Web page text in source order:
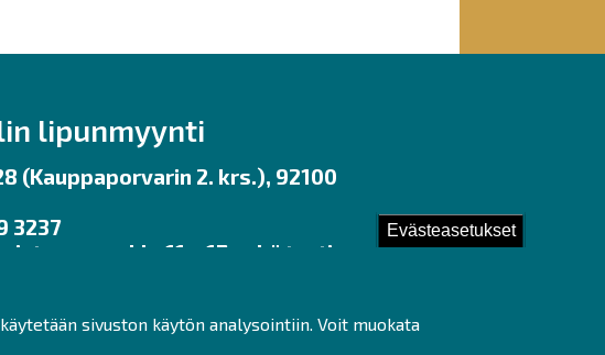
Evästeasetukset
sivuston käytön analysointiin. Voit muokata
lipunmyynti
(Kauppaporvarin 2. krs.), 92100
3237
ma – pe klo 11 – 17 sekä tunti
raahe.fi